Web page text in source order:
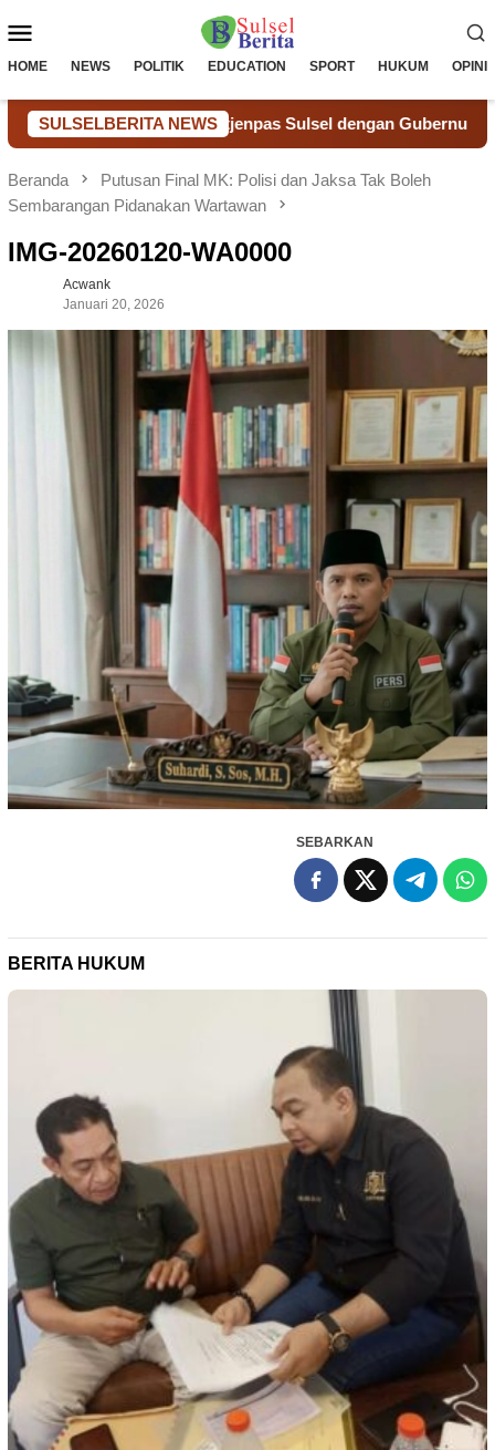
ke
Mobile
HOME NEWS POLITIK EDUCATION SPORT HUKUM OPINI
SULSELBERITA NEWS
Kakanwil Ditjenpas Sulsel dengan Gubernur Sulsel,
Beranda
Putusan Final MK: Polisi dan Jaksa Tak Boleh
Sembarangan Pidanakan Wartawan
IMG-20260120-WA0000
Acwank
Januari 20, 2026
SEBARKAN
BERITA HUKUM